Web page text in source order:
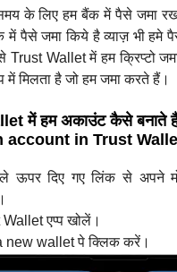
के लिए हम बैंक में पैसे जमा
में पैसे जमा किये है व्याज़ भी हमे
Trust Wallet में हम क्रिप्टो
में मिलता है जो हम जमा करते हैं।
में हम अकाउंट कैसे बनाते
account in Trust
ऊपर दिए गए लिंक से अपने
एप्प खोलें।
new wallet पे क्लिक करें।